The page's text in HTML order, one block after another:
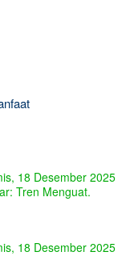
18 Desember 2025
Tren Menguat.
18 Desember 2025